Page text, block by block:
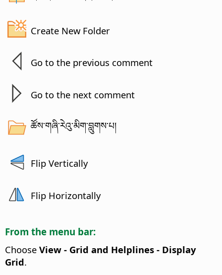
Create New Folder
Go to the previous comment
Go to the next comment
ཚོས་གཞི་རེའུ་མིག་བླུགས་པ།
Flip Vertically
Flip Horizontally
From the menu bar:
Choose View - Grid and Helplines - Display
Grid.